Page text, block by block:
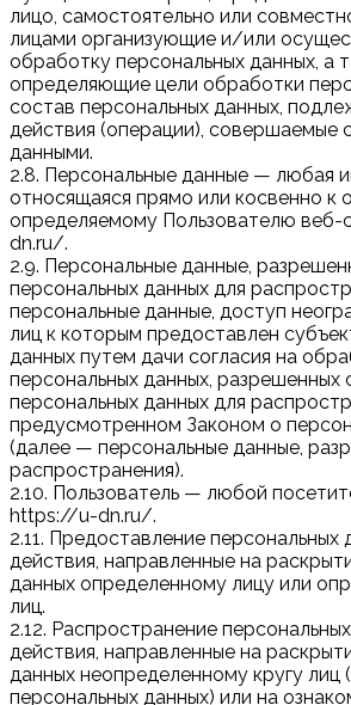
лицо, самостоятельно или
лицами организующие и/или
обработку персональных данных, а
определяющие цели обработки
состав персональных данных,
действия (операции), совершаемые
данными.
2.8. Персональные данные — любая
относящаяся прямо или косвенно к
определяемому Пользователю
dn.ru/.
2.9. Персональные данные,
персональных данных для
персональные данные, доступ
лиц к которым предоставлен
данных путем дачи согласия на
персональных данных, разрешенных
персональных данных для
предусмотренном Законом о
(далее — персональные данные,
распространения).
2.10. Пользователь — любой
https://u-dn.ru/.
2.11. Предоставление персональных
действия, направленные на
данных определенному лицу или
лиц.
2.12. Распространение
действия, направленные на
данных неопределенному кругу лиц
персональных данных) или на